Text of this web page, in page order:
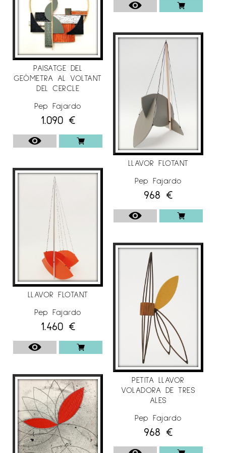
PAISATGE DEL
GEÒMETRA AL VOLTANT
DEL CERCLE
Pep Fajardo
1.090 €
LLAVOR FLOTANT
Pep Fajardo
1.460 €
LLAVOR FLOTANT
Pep Fajardo
968 €
PETITA LLAVOR
VOLADORA DE TRES
ALES
Pep Fajardo
968 €